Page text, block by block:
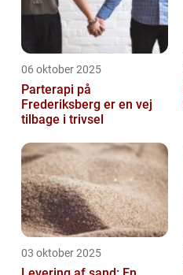
06 oktober 2025
Parterapi på
Frederiksberg er en vej
tilbage i trivsel
03 oktober 2025